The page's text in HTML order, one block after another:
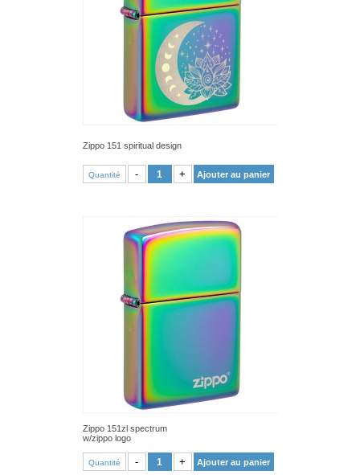
Zippo 151 spiritual design
Quantité - + Ajouter au panier
Zippo 151zl spectrum
w/zippo logo
Quantité - + Ajouter au panier